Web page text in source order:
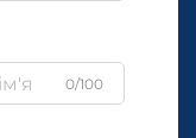
0/100